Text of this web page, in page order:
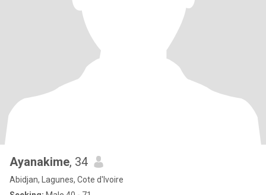
Ayanakime, 34
Abidjan, Lagunes, Cote d'Ivoire